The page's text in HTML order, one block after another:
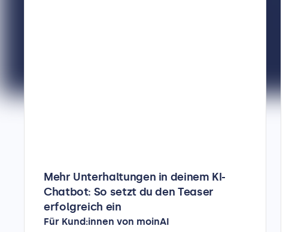
Mehr Unterhaltungen in deinem KI-
Chatbot: So setzt du den Teaser
erfolgreich ein
Für Kund:innen von moinAI